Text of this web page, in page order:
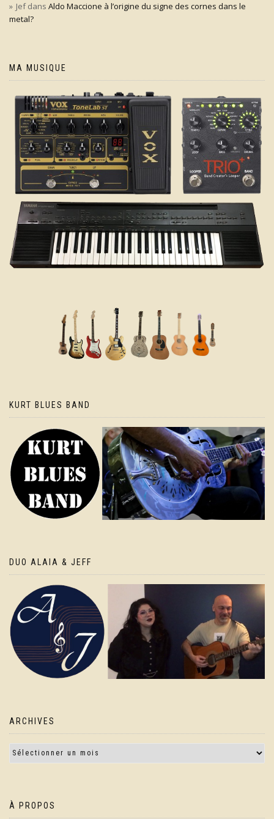
Jefdans Aldo Maccione à l’origine du signe des cornes dans le
metal?
MA MUSIQUE
KURT BLUES BAND
DUO ALAIA & JEFF
ARCHIVES
À PROPOS